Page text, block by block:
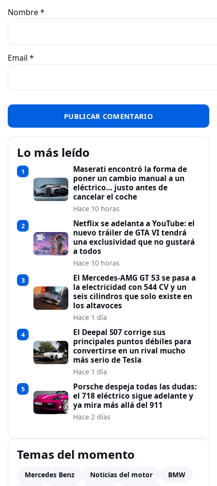
Nombre*
Email *
Lo más leído
1
Maserati encontró la forma de
poner un cambio manual a un
eléctrico… justo antes de
cancelar el coche
Hace 10 horas
2
Netflix se adelanta a YouTube: el
nuevo tráiler de GTA VI tendrá
una exclusividad que no gustará
a todos
Hace 10 horas
3
El Mercedes-AMG GT 53 se pasa a
la electricidad con 544 CV y un
seis cilindros que solo existe en
los altavoces
Hace 1 día
4
El Deepal S07 corrige sus
principales puntos débiles para
convertirse en un rival mucho
más serio de Tesla
Hace 1 día
5
Porsche despeja todas las dudas:
el 718 eléctrico sigue adelante y
ya mira más allá del 911
Hace 2 días
Temas del momento
Mercedes Benz Noticias del motor BMW